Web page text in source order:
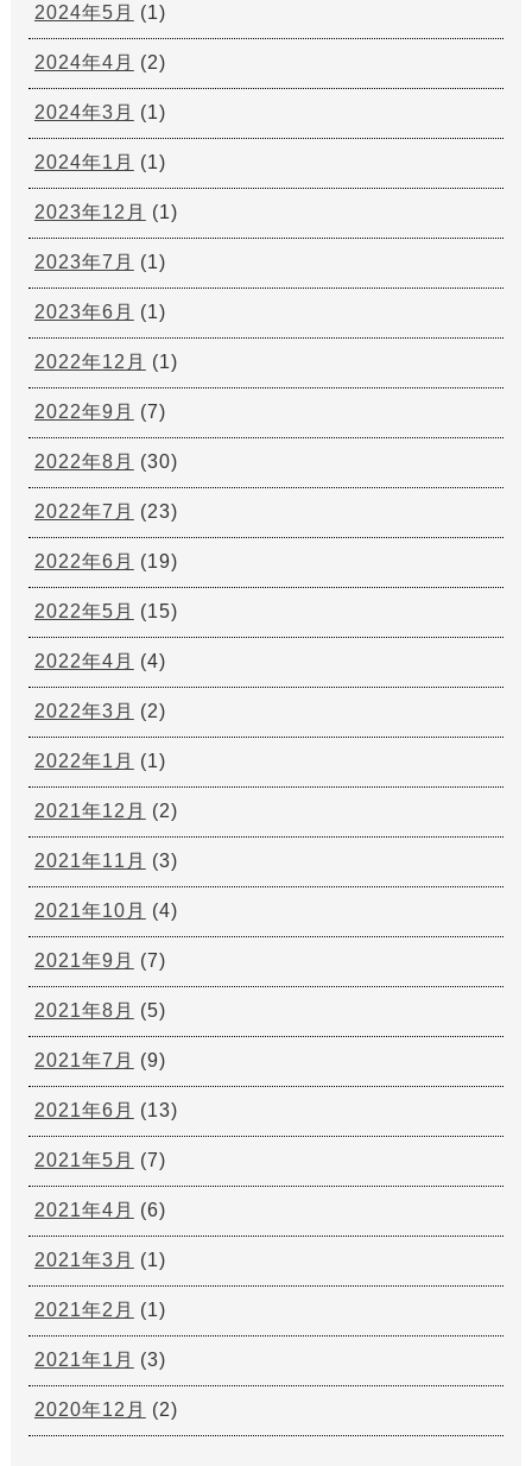
2024年5月 (1)
2024年4月 (2)
2024年3月 (1)
2024年1月 (1)
2023年12月 (1)
2023年7月 (1)
2023年6月 (1)
2022年12月 (1)
2022年9月 (7)
2022年8月 (30)
2022年7月 (23)
2022年6月 (19)
2022年5月 (15)
2022年4月 (4)
2022年3月 (2)
2022年1月 (1)
2021年12月 (2)
2021年11月 (3)
2021年10月 (4)
2021年9月 (7)
2021年8月 (5)
2021年7月 (9)
2021年6月 (13)
2021年5月 (7)
2021年4月 (6)
2021年3月 (1)
2021年2月 (1)
2021年1月 (3)
2020年12月 (2)